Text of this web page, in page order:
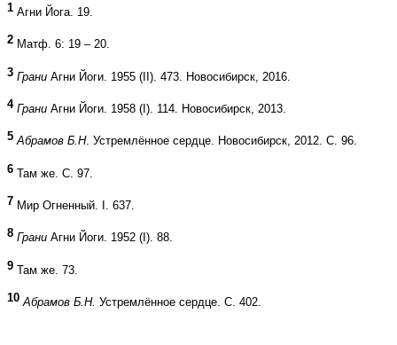
1 Агни Йога. 19.
2 Матф. 6: 19 – 20.
3 Грани Агни Йоги. 1955 (II). 473. Новосибирск, 2016.
4 Грани Агни Йоги. 1958 (I). 114. Новосибирск, 2013.
5 Абрамов Б.Н. Устремлённое сердце. Новосибирск, 2012. С. 96.
6 Там же. С. 97.
7 Мир Огненный. I. 637.
8 Грани Агни Йоги. 1952 (I). 88.
9 Там же. 73.
10 Абрамов Б.Н. Устремлённое сердце. С. 402.